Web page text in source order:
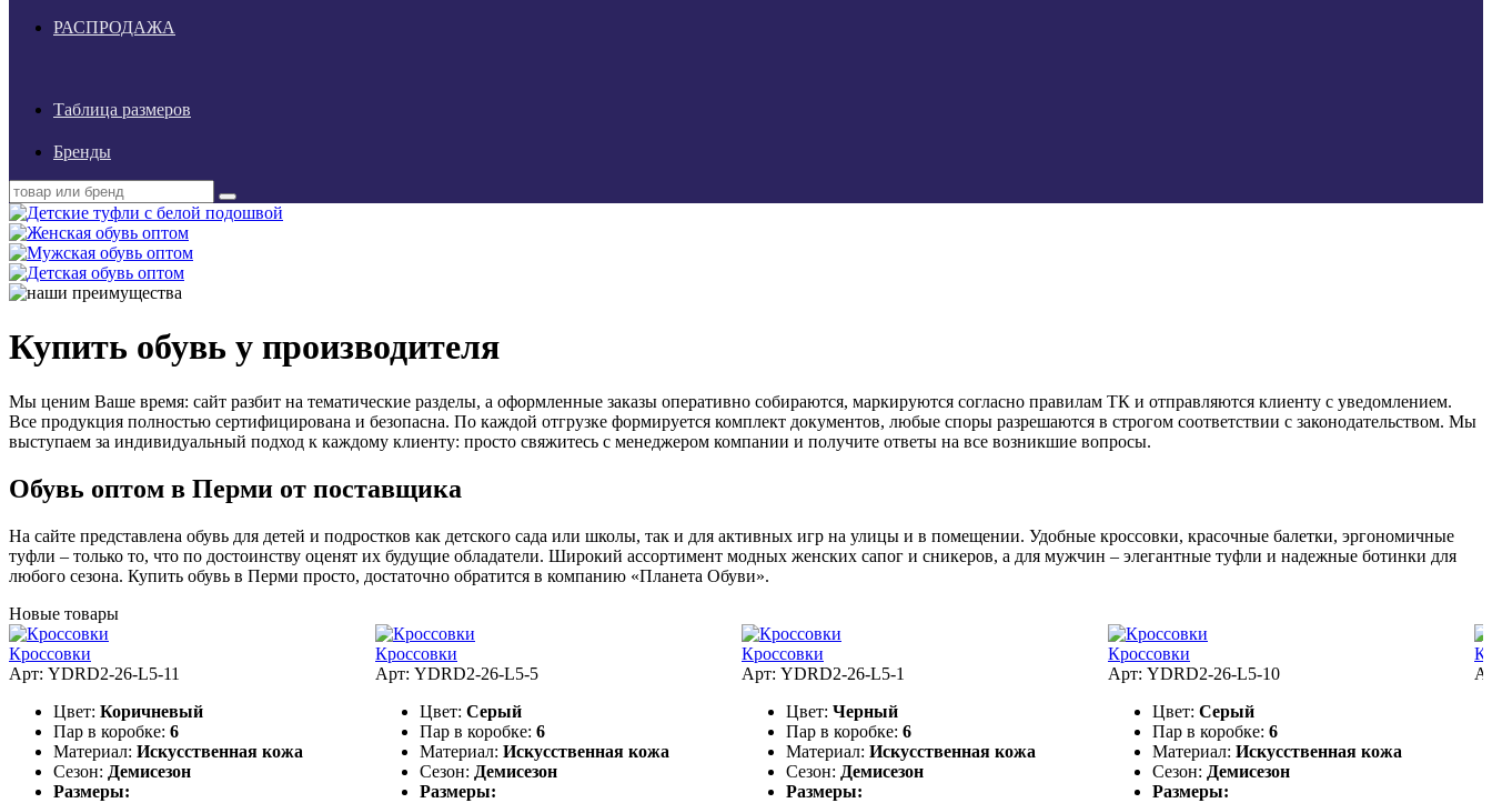
РАСПРОДАЖА
Таблица размеров
Бренды
Купить обувь у производителя
Мы ценим Ваше время: сайт разбит на тематические разделы, а оформленные заказы оперативно собираются, маркируются согласно правилам ТК и отправляются клиенту с уведомлением.
Все продукция полностью сертифицирована и безопасна. По каждой отгрузке формируется комплект документов, любые споры разрешаются в строгом соответствии с законодательством. Мы
выступаем за индивидуальный подход к каждому клиенту: просто свяжитесь с менеджером компании и получите ответы на все возникшие вопросы.
Обувь оптом в Перми от поставщика
На сайте представлена обувь для детей и подростков как детского сада или школы, так и для активных игр на улицы и в помещении. Удобные кроссовки, красочные балетки, эргономичные
туфли – только то, что по достоинству оценят их будущие обладатели. Широкий ассортимент модных женских сапог и сникеров, а для мужчин – элегантные туфли и надежные ботинки для
любого сезона. Купить обувь в Перми просто, достаточно обратится в компанию «Планета Обуви».
Новые товары
Кроссовки
Арт: YDRD2-26-L5-11
Цвет: Коричневый
Пар в коробке: 6
Материал: Искусственная кожа
Сезон: Демисезон
Размеры:
Кроссовки
Арт: YDRD2-26-L5-5
Цвет: Серый
Пар в коробке: 6
Материал: Искусственная кожа
Сезон: Демисезон
Размеры:
Кроссовки
Арт: YDRD2-26-L5-1
Цвет: Черный
Пар в коробке: 6
Материал: Искусственная кожа
Сезон: Демисезон
Размеры:
Кроссовки
Арт: YDRD2-26-L5-10
Цвет: Серый
Пар в коробке: 6
Материал: Искусственная кожа
Сезон: Демисезон
Размеры: